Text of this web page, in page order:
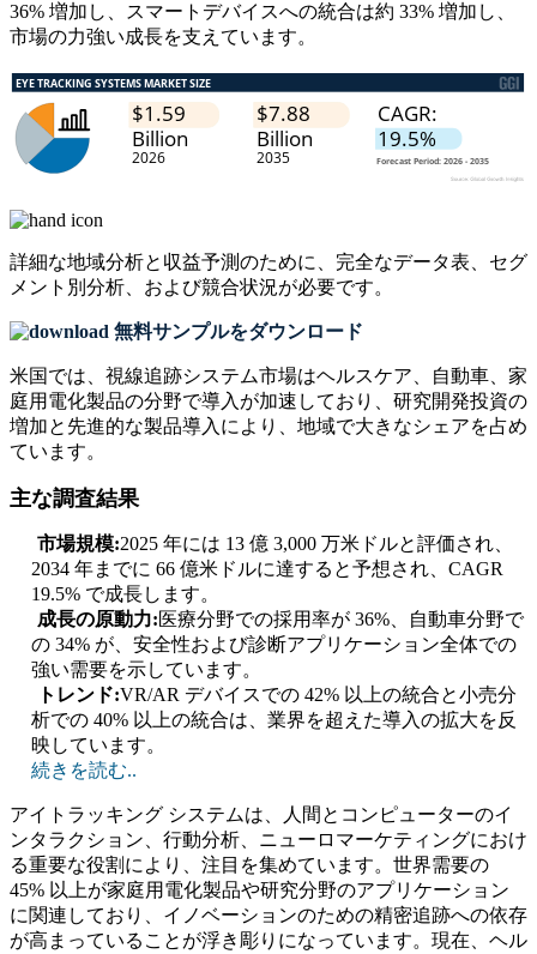
36% 増加し、スマートデバイスへの統合は約 33% 増加し、
市場の力強い成長を支えています。
詳細な地域分析と収益予測のために、 完全なデータ表、セグ
メント別分析、および競合状況が必要です。
無料サンプルをダウンロード
米国では、視線追跡システム市場はヘルスケア、自動車、家
庭用電化製品の分野で導入が加速しており、研究開発投資の
増加と先進的な製品導入により、地域で大きなシェアを占め
ています。
主な調査結果
市場規模:2025 年には 13 億 3,000 万米ドルと評価され、
2034 年までに 66 億米ドルに達すると予想され、CAGR
19.5% で成長します。
成長の原動力:医療分野での採用率が 36%、自動車分野で
の 34% が、安全性および診断アプリケーション全体での
強い需要を示しています。
トレンド:VR/AR デバイスでの 42% 以上の統合と小売分
析での 40% 以上の統合は、業界を超えた導入の拡大を反
映しています。
続きを読む..
アイトラッキング システムは、人間とコンピューターのイ
ンタラクション、行動分析、ニューロマーケティングにおけ
る重要な役割により、注目を集めています。世界需要の
45% 以上が家庭用電化製品や研究分野のアプリケーション
に関連しており、イノベーションのための精密追跡への依存
が高まっていることが浮き彫りになっています。現在、ヘル